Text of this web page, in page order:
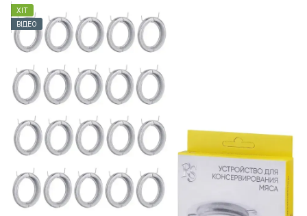
ХІТ
ВІДЕО